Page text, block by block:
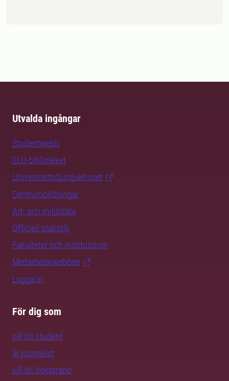
Utvalda ingångar
Studentwebb
SLU-biblioteket
Universitetsdjursjukhuset
Centrumbildningar
Art- och miljödata
Officiell statistik
Fakulteter och institutioner
Medarbetarwebben
Logga in
För dig som
vill bli student
är journalist
vill bli doktorand